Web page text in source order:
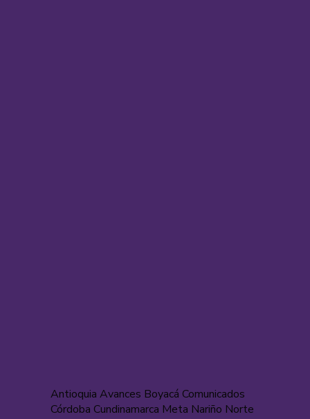
Antioquia Avances Boyacá Comunicados
Córdoba Cundinamarca Meta Nariño Norte